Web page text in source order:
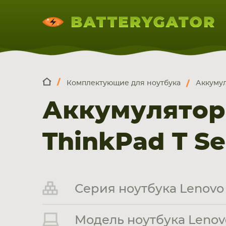
НОУТБУКА
ПЛАНШЕТА
СМАРТФОНА
Комплектующие для ноутбука
ThinkPad T
Серия ноутбука
Модель ноутбука